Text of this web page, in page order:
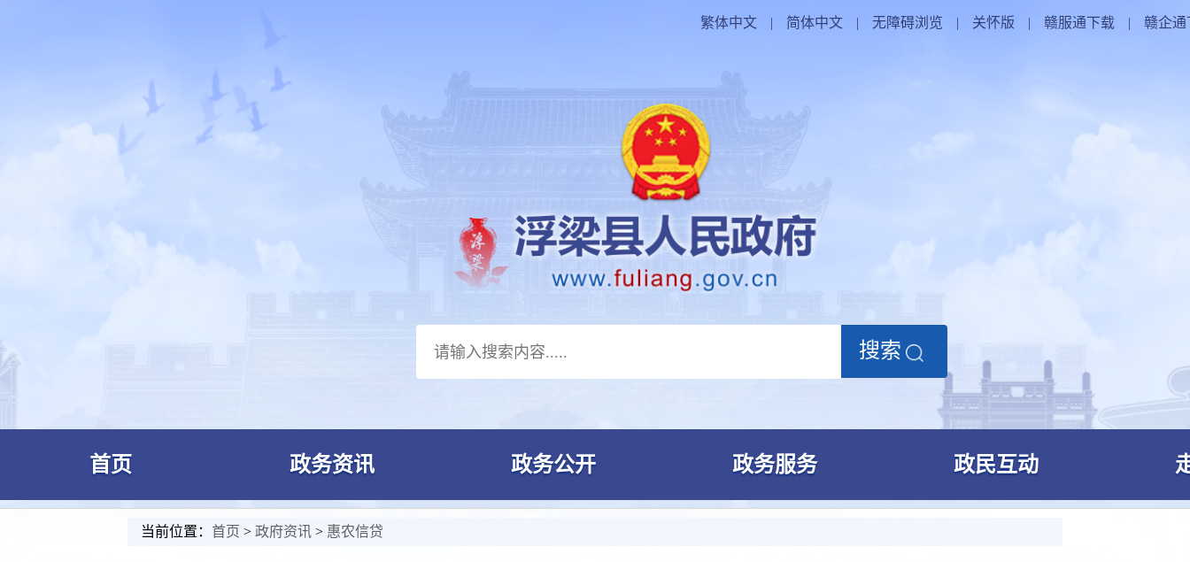
繁体中文 | 简体中文 | 无障碍浏览 | 关怀版 | 赣服通下载 | 赣企通
搜索
首页 政务资讯 政务公开 政务服务 政民互动
当前位置： 首页 > 政府资讯 > 惠农信贷